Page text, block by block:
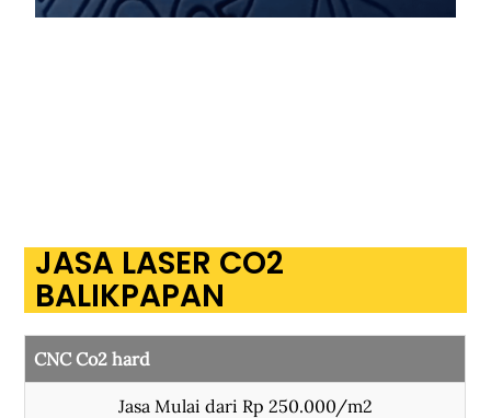
JASA LASER CO2
BALIKPAPAN
CNC Co2 hard
Jasa Mulai dari Rp 250.000/m2